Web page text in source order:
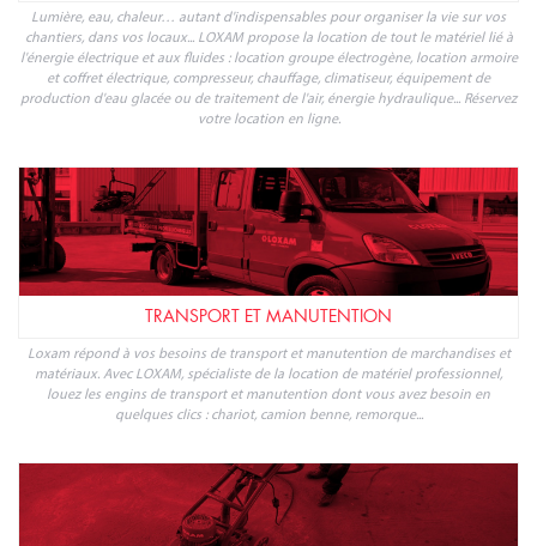
Lumière, eau, chaleur… autant d'indispensables pour organiser la vie sur vos
chantiers, dans vos locaux... LOXAM propose la location de tout le matériel lié à
l'énergie électrique et aux fluides : location groupe électrogène, location armoire
et coffret électrique, compresseur, chauffage, climatiseur, équipement de
production d'eau glacée ou de traitement de l'air, énergie hydraulique... Réservez
votre location en ligne.
TRANSPORT ET MANUTENTION
Loxam répond à vos besoins de transport et manutention de marchandises et
matériaux. Avec LOXAM, spécialiste de la location de matériel professionnel,
louez les engins de transport et manutention dont vous avez besoin en
quelques clics : chariot, camion benne, remorque...